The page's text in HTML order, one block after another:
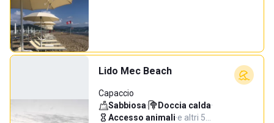
Lido Mec Beach
Capaccio
Sabbiosa· Doccia calda·
Accesso animali·e altri 5…